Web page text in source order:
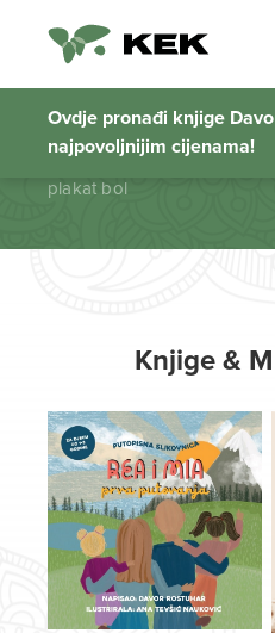
Ovdje pronađi knjige
najpovoljnijim cijenama!
plakat bol
Početna stranica
plakat bol
Knjige &